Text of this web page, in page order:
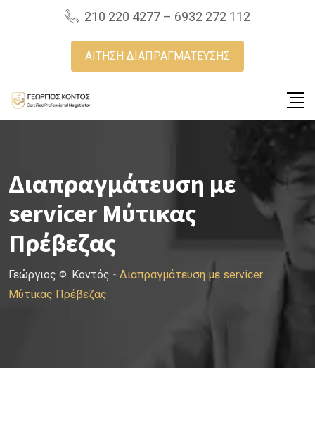
210 220 4277 – 6932 272 112
ΑΙΤΗΣΗ ΔΙΑΠΡΑΓΜΑΤΕΥΣΗΣ
Διαπραγμάτευση με
servicer Μύτικας
Πρέβεζας
Γεώργιος Φ. Κοντός - Διαπραγμάτευση με servicer
Μύτικας Πρέβεζας